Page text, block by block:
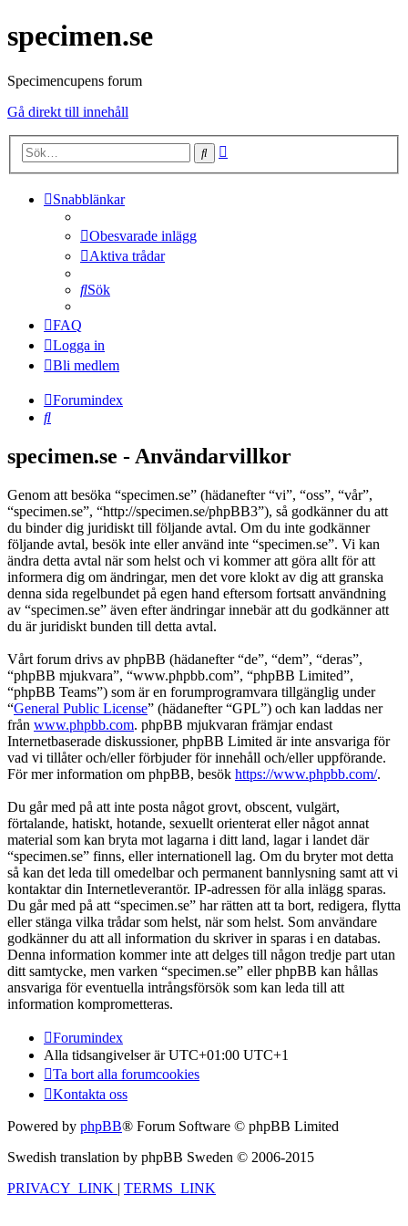
specimen.se
Specimencupens forum
Gå direkt till innehåll
Sök
Snabblänkar
Obesvarade inlägg
Aktiva trådar
Sök
FAQ
Logga in
Bli medlem
Forumindex
Sök
specimen.se - Användarvillkor
Genom att besöka “specimen.se” (hädanefter “vi”, “oss”, “vår”,
“specimen.se”, “http://specimen.se/phpBB3”), så godkänner du att
du binder dig juridiskt till följande avtal. Om du inte godkänner
följande avtal, besök inte eller använd inte “specimen.se”. Vi kan
ändra detta avtal när som helst och vi kommer att göra allt för att
informera dig om ändringar, men det vore klokt av dig att granska
denna sida regelbundet på egen hand eftersom fortsatt användning
av “specimen.se” även efter ändringar innebär att du godkänner att
du är juridiskt bunden till detta avtal.
Vårt forum drivs av phpBB (hädanefter “de”, “dem”, “deras”,
“phpBB mjukvara”, “www.phpbb.com”, “phpBB Limited”,
“phpBB Teams”) som är en forumprogramvara tillgänglig under
“General Public License” (hädanefter “GPL”) och kan laddas ner
från www.phpbb.com. phpBB mjukvaran främjar endast
Internetbaserade diskussioner, phpBB Limited är inte ansvariga för
vad vi tillåter och/eller förbjuder för innehåll och/eller uppförande.
För mer information om phpBB, besök https://www.phpbb.com/.
Du går med på att inte posta något grovt, obscent, vulgärt,
förtalande, hatiskt, hotande, sexuellt orienterat eller något annat
material som kan bryta mot lagarna i ditt land, lagar i landet där
“specimen.se” finns, eller internationell lag. Om du bryter mot detta
så kan det leda till omedelbar och permanent bannlysning samt att vi
kontaktar din Internetleverantör. IP-adressen för alla inlägg sparas.
Du går med på att “specimen.se” har rätten att ta bort, redigera, flytta
eller stänga vilka trådar som helst, när som helst. Som användare
godkänner du att all information du skriver in sparas i en databas.
Denna information kommer inte att delges till någon tredje part utan
ditt samtycke, men varken “specimen.se” eller phpBB kan hållas
ansvariga för eventuella intrångsförsök som kan leda till att
information komprometteras.
Forumindex
Alla tidsangivelser är UTC+01:00 UTC+1
Ta bort alla forumcookies
Kontakta oss
Powered by phpBB® Forum Software © phpBB Limited
Swedish translation by phpBB Sweden © 2006-2015
PRIVACY_LINK | TERMS_LINK